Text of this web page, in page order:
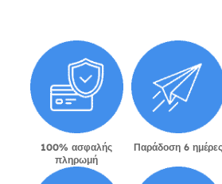
100% ασφαλής
πληρωμή
Παράδοση 6 ημέρες